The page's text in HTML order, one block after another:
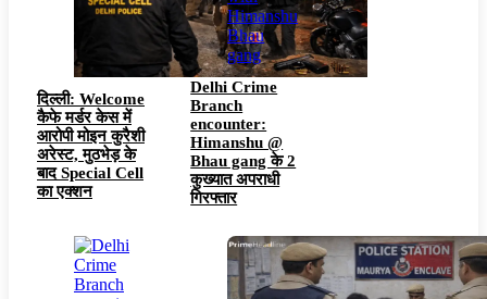
दिल्ली: Welcome
कैफे मर्डर केस में
आरोपी मोइन कुरैशी
अरेस्ट, मुठभेड़ के
बाद Special Cell
का एक्शन
Delhi Crime
Branch
encounter:
Himanshu @
Bhau gang के 2
कुख्यात अपराधी
गिरफ्तार